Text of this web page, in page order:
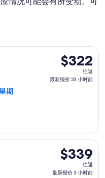
$322
往
返,
23
时
$322
往返
最新报价 23 小时前
期
期三）从芝加哥前往尤金
$339
往
返,
$339
往返
最新报价 3 小时前
期四）从芝加哥前往尤金